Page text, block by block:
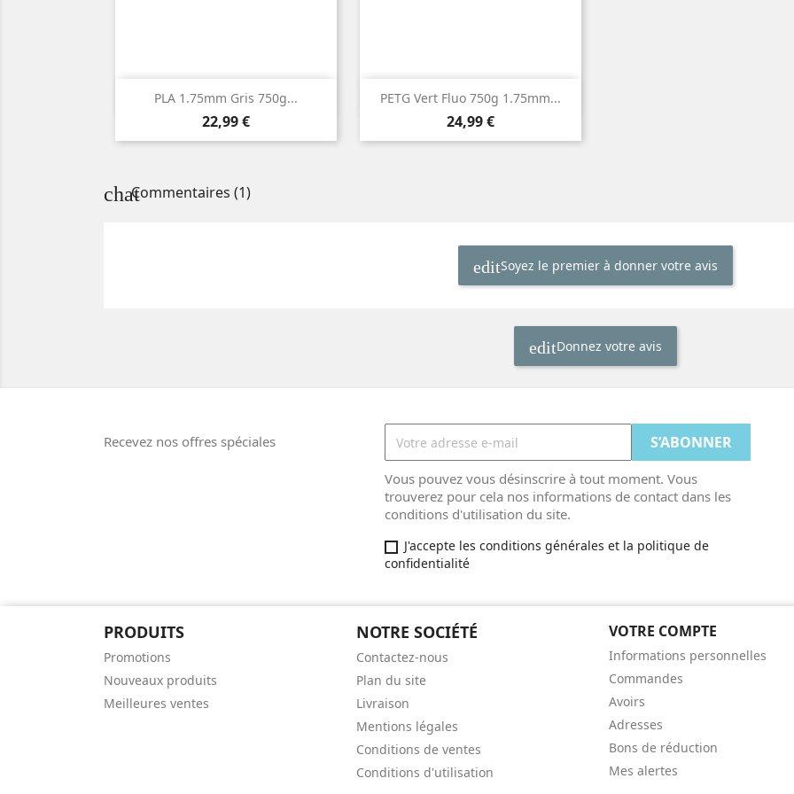
PLA 1.75mm Gris 750g...
Prix
22,99 €
 Aperçu rapide PETG Vert Fluo 750g 1.75mm...
Prix
24,99 €
 Aperçu rapide
chatCommentaires (1)
editSoyez le premier à donner votre avis
editDonnez votre avis
Recevez nos offres spéciales
Vous pouvez vous désinscrire à tout moment. Vous
trouverez pour cela nos informations de contact dans les
conditions d'utilisation du site.
J'accepte les conditions générales et la politique de
confidentialité
PRODUITS
Promotions
Nouveaux produits
Meilleures ventes
NOTRE SOCIÉTÉ
Contactez-nous
Plan du site
Livraison
Mentions légales
Conditions de ventes
Conditions d'utilisation
VOTRE COMPTE
Informations personnelles
Commandes
Avoirs
Adresses
Bons de réduction
Mes alertes